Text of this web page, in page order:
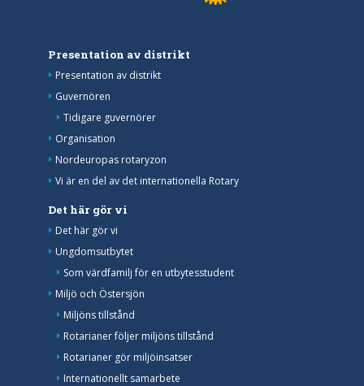
Presentation av distrikt
Presentation av distrikt
Guvernören
Tidigare guvernörer
Organisation
Nordeuropas rotaryzon
Vi är en del av det internationella Rotary
Det här gör vi
Det här gör vi
Ungdomsutbytet
Som värdfamilj för en utbytesstudent
Miljö och Östersjön
Miljöns tillstånd
Rotarianer följer miljöns tillstånd
Rotarianer gör miljöinsatser
Internationellt samarbete